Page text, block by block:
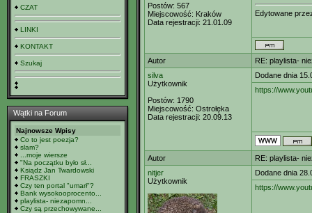
CZAT
LINKI
KONTAKT
Szukaj
Wątki na Forum
Najnowsze Wpisy
Co to jest poezja?
slam?
...moje wiersze
"Na początku było sł...
Ksiądz Jan Twardowski
FRASZKI
Czy ten portal "umarł"?
Bank wysokooprocento...
playlista- niezapomn...
Czy są przechowywane...
Postów: 567
Miejscowość: Kraków
Data rejestracji: 21.01.09
Edytowane
Autor
RE: playlista-
silva
Użytkownik
Postów: 1790
Miejscowość: Ostrołęka
Data rejestracji: 20.09.13
Dodane dnia
https://
Autor
RE: playlista-
nitjer
Użytkownik
Dodane dnia
https://